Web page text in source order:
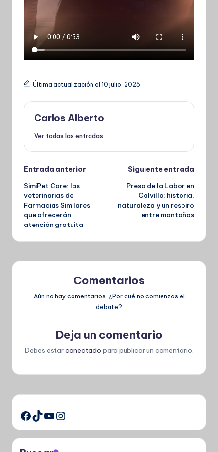
Última actualización el 10 julio, 2025
Carlos Alberto
Ver todas las entradas
Navegación
de
entradas
Entrada anterior
SimiPet Care: las
veterinarias de
Farmacias Similares
que ofrecerán
atención gratuita
Siguiente entrada
Presa de la Labor en
Calvillo: historia,
naturaleza y un respiro
entre montañas
Comentarios
Aún no hay comentarios. ¿Por qué no comienzas el
debate?
Deja un comentario
Debes estarconectado para publicar un comentario.
Facebook
TikTok
YouTube
Instagram